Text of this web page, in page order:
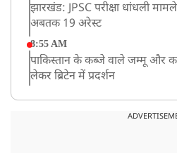
झारखंड: JPSC परीक्षा धांधली
अबतक 19 अरेस्ट
8:55 AM
पाकिस्तान के कब्जे वाले जम्मू और
लेकर ब्रिटेन में प्रदर्शन
बसपा के इकलौते विधायक उमाशंकर